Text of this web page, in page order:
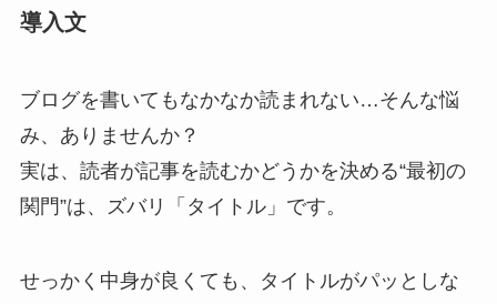
導入文
ブログを書いてもなかなか読まれない…そんな悩
み、ありませんか？
実は、読者が記事を読むかどうかを決める“最初の
関門”は、ズバリ「タイトル」です。
せっかく中身が良くても、タイトルがパッとしな